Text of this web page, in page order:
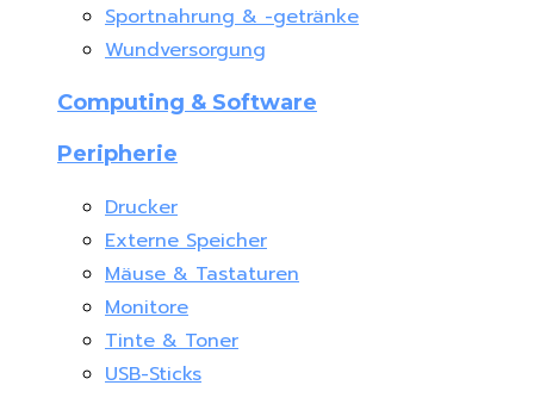
Sportnahrung & -getränke
Wundversorgung
Computing & Software
Peripherie
Drucker
Externe Speicher
Mäuse & Tastaturen
Monitore
Tinte & Toner
USB-Sticks